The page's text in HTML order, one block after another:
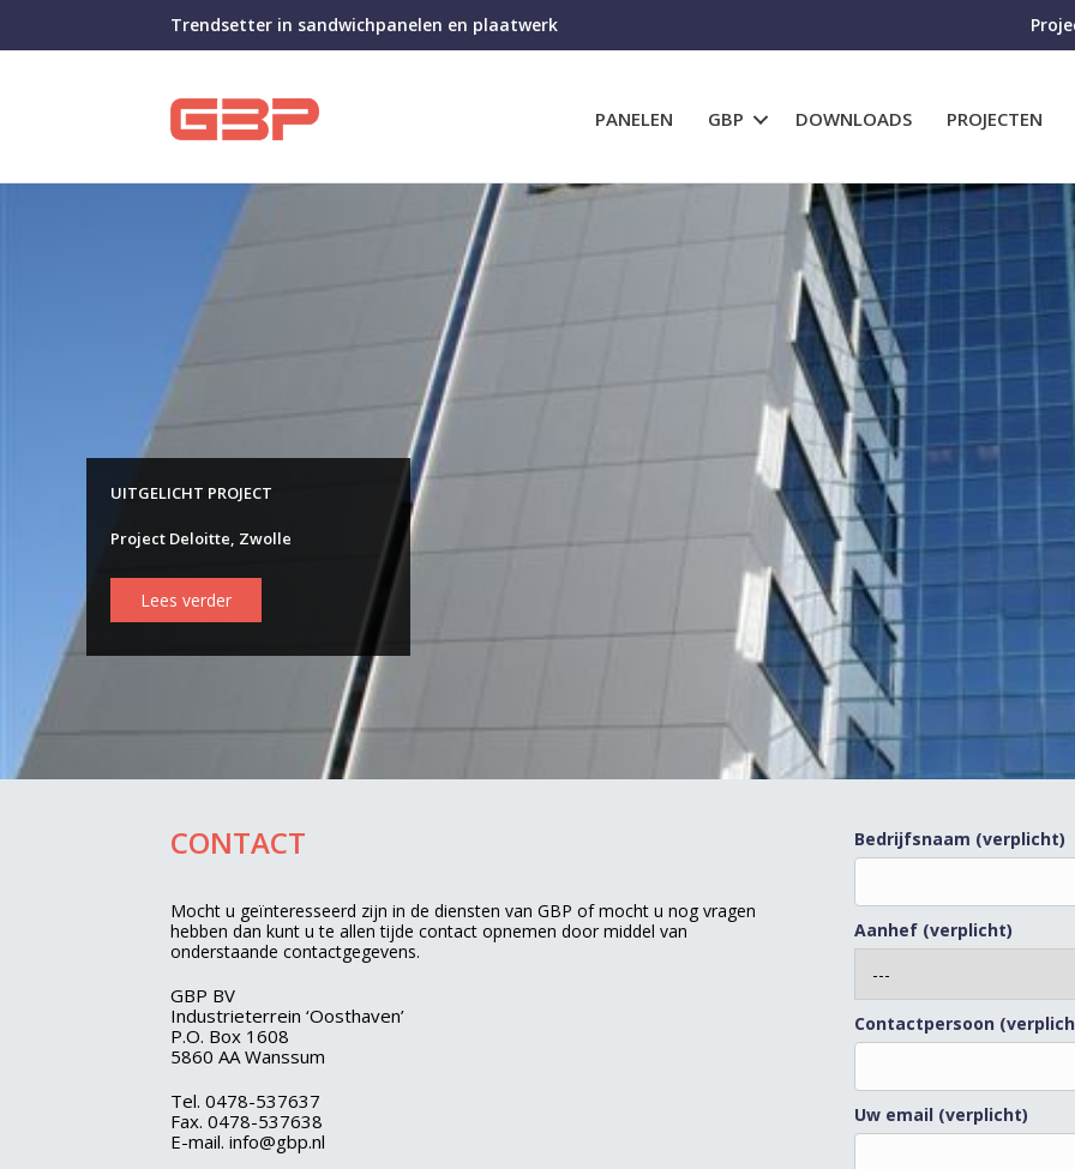
Trendsetter in sandwichpanelen en plaatwerk
PANELEN GBP DOWNLOADS PROJECTEN
UITGELICHT PROJECT
Project Deloitte, Zwolle
Lees verder
CONTACT
Mocht u geïnteresseerd zijn in de diensten van GBP of mocht u nog vragen
hebben dan kunt u te allen tijde contact opnemen door middel van
onderstaande contactgegevens.
GBP BV
Industrieterrein ‘Oosthaven’
P.O. Box 1608
5860 AA Wanssum
Tel. 0478-537637
Fax. 0478-537638
E-mail. info@gbp.nl
Bedrijfsnaam (verplicht)
Aanhef (verplicht)
Contactpersoon
Uw email (verplicht)